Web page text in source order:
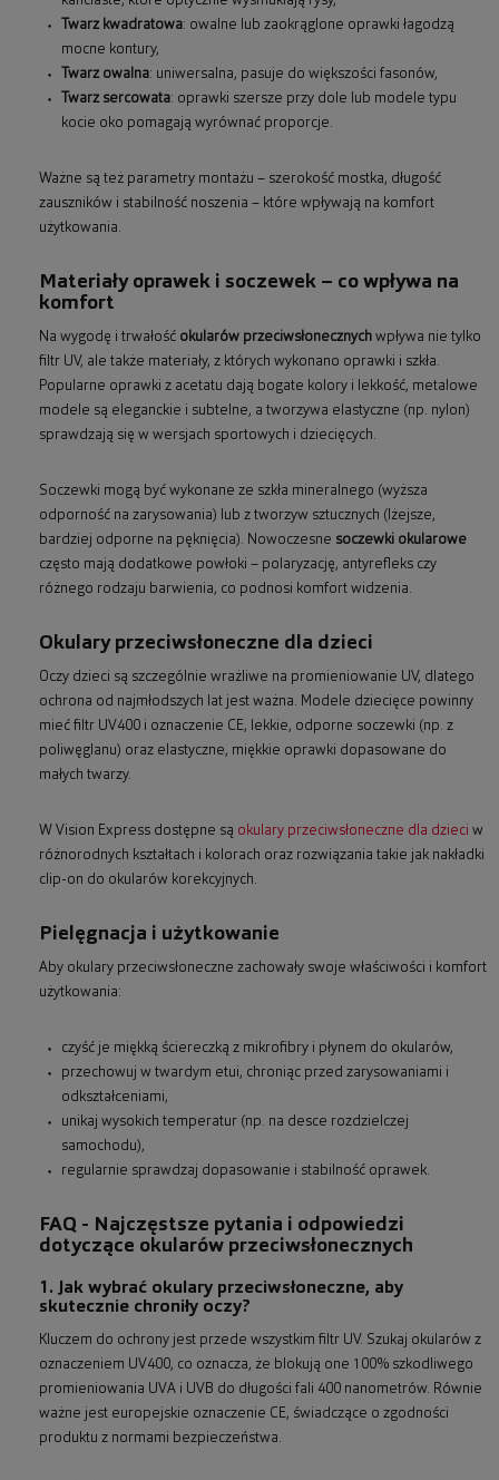
Twarz kwadratowa: owalne lub zaokrąglone oprawki łagodzą
mocne kontury,
Twarz owalna: uniwersalna, pasuje do większości fasonów,
Twarz sercowata: oprawki szersze przy dole lub modele typu
kocie oko pomagają wyrównać proporcje.
Ważne są też parametry montażu – szerokość mostka, długość
zauszników i stabilność noszenia – które wpływają na komfort
użytkowania.
Materiały oprawek i soczewek – co wpływa na
komfort
Na wygodę i trwałość okularów przeciwsłonecznych wpływa nie tylko
filtr UV, ale także materiały, z których wykonano oprawki i szkła.
Popularne oprawki z acetatu dają bogate kolory i lekkość, metalowe
modele są eleganckie i subtelne, a tworzywa elastyczne (np. nylon)
sprawdzają się w wersjach sportowych i dziecięcych.
Soczewki mogą być wykonane ze szkła mineralnego (wyższa
odporność na zarysowania) lub z tworzyw sztucznych (lżejsze,
bardziej odporne na pęknięcia). Nowoczesne soczewki okularowe
często mają dodatkowe powłoki – polaryzację, antyrefleks czy
różnego rodzaju barwienia, co podnosi komfort widzenia.
Okulary przeciwsłoneczne dla dzieci
Oczy dzieci są szczególnie wrażliwe na promieniowanie UV, dlatego
ochrona od najmłodszych lat jest ważna. Modele dziecięce powinny
mieć filtr UV400 i oznaczenie CE, lekkie, odporne soczewki (np. z
poliwęglanu) oraz elastyczne, miękkie oprawki dopasowane do
małych twarzy.
W Vision Express dostępne są okulary przeciwsłoneczne dla dzieci w
różnorodnych kształtach i kolorach oraz rozwiązania takie jak nakładki
clip-on do okularów korekcyjnych.
Pielęgnacja i użytkowanie
Aby okulary przeciwsłoneczne zachowały swoje właściwości i komfort
użytkowania:
czyść je miękką ściereczką z mikrofibry i płynem do okularów,
przechowuj w twardym etui, chroniąc przed zarysowaniami i
odkształceniami,
unikaj wysokich temperatur (np. na desce rozdzielczej
samochodu),
regularnie sprawdzaj dopasowanie i stabilność oprawek.
FAQ - Najczęstsze pytania i odpowiedzi
dotyczące okularów przeciwsłonecznych
1. Jak wybrać okulary przeciwsłoneczne, aby
skutecznie chroniły oczy?
Kluczem do ochrony jest przede wszystkim filtr UV. Szukaj okularów z
oznaczeniem UV400, co oznacza, że blokują one 100% szkodliwego
promieniowania UVA i UVB do długości fali 400 nanometrów. Równie
ważne jest europejskie oznaczenie CE, świadczące o zgodności
produktu z normami bezpieczeństwa.